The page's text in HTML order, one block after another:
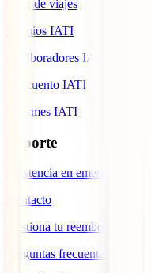
Blog de viajes
Premios IATI
Colaboradores IATI
Descuento IATI
Informes IATI
Soporte
Asistencia en emergencias
Contacto
Gestiona tu reembolso
Preguntas frecuentes